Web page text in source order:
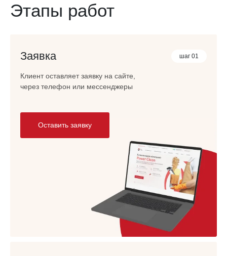
Этапы работ
шаг 01
Заявка
Клиент оставляет заявку на сайте,
через телефон или мессенджеры
Оставить заявку